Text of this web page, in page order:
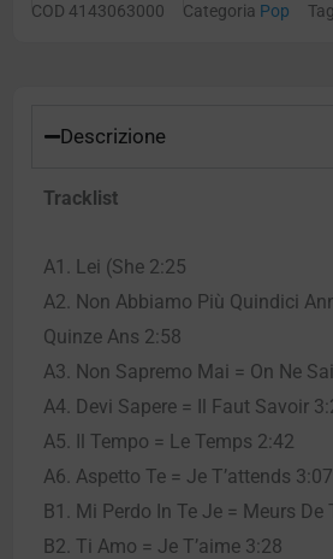
COD 4143063000 Categoria Pop Tag
Descrizione
Tracklist
A1. Lei (She 2:25
A2. Non Abbiamo Più Quindici
Quinze Ans 2:58
A3. Non Sapremo Mai = On Ne
A4. Devi Sapere = Il Faut Savoir
A5. Il Tempo = Le Temps 2:42
A6. Aspetto Te = Je T’attends 3:07
B1. Mi Perdo In Te Je = Meurs De
B2. Ti Amo = Je T’aime 3:28